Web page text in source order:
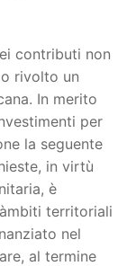
contributi non
rivolto un
In merito
per
la seguente
in virtù
è
territoriali
nel
al termine